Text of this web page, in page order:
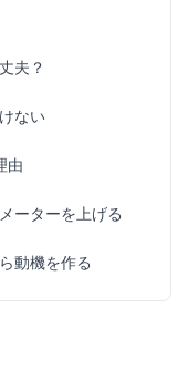
夫？
ない
由
ーターを上げる
動機を作る